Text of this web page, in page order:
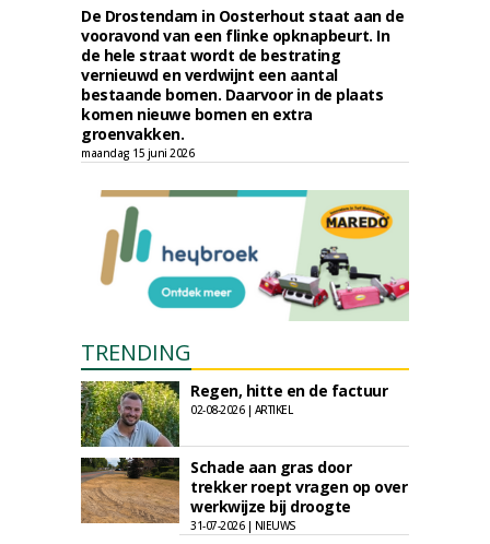
De Drostendam in Oosterhout staat aan de
vooravond van een flinke opknapbeurt. In
de hele straat wordt de bestrating
vernieuwd en verdwijnt een aantal
bestaande bomen. Daarvoor in de plaats
komen nieuwe bomen en extra
groenvakken.
maandag 15 juni 2026
TRENDING
Regen, hitte en de factuur
02-08-2026 | ARTIKEL
Schade aan gras door
trekker roept vragen op over
werkwijze bij droogte
31-07-2026 | NIEUWS